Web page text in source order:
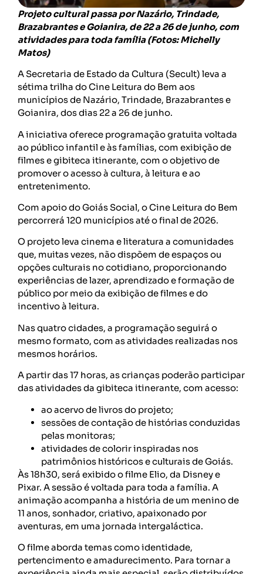
Projeto cultural passa por Nazário, Trindade,
Brazabrantes e Goianira, de 22 a 26 de junho, com
atividades para toda família (Fotos: Michelly
Matos)
A Secretaria de Estado da Cultura (Secult) leva a
sétima trilha do Cine Leitura do Bem aos
municípios de Nazário, Trindade, Brazabrantes e
Goianira, dos dias 22 a 26 de junho.
A iniciativa oferece programação gratuita voltada
ao público infantil e às famílias, com exibição de
filmes e gibiteca itinerante, com o objetivo de
promover o acesso à cultura, à leitura e ao
entretenimento.
Com apoio do Goiás Social, o Cine Leitura do Bem
percorrerá 120 municípios até o final de 2026.
O projeto leva cinema e literatura a comunidades
que, muitas vezes, não dispõem de espaços ou
opções culturais no cotidiano, proporcionando
experiências de lazer, aprendizado e formação de
público por meio da exibição de filmes e do
incentivo à leitura.
Nas quatro cidades, a programação seguirá o
mesmo formato, com as atividades realizadas nos
mesmos horários.
A partir das 17 horas, as crianças poderão participar
das atividades da gibiteca itinerante, com acesso:
ao acervo de livros do projeto;
sessões de contação de histórias conduzidas
pelas monitoras;
atividades de colorir inspiradas nos
patrimônios históricos e culturais de Goiás.
Às 18h30, será exibido o filme Elio, da Disney e
Pixar. A sessão é voltada para toda a família. A
animação acompanha a história de um menino de
11 anos, sonhador, criativo, apaixonado por
aventuras, em uma jornada intergaláctica.
O filme aborda temas como identidade,
pertencimento e amadurecimento. Para tornar a